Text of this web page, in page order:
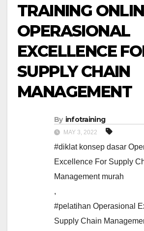
TRAINING
OPERASIONAL
EXCELLENCE
SUPPLY CHAIN
MANAGEMENT
By infotraining
MAY 3, 2022
#diklat konsep dasar
Excellence For Supply
Management murah
,
#pelatihan Operasional
Supply Chain